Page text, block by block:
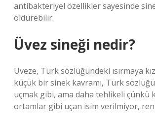
antibakteriyel özellikler sayesinde
öldürebilir.
Üvez sineği nedir?
Uveze, Türk sözlüğündeki ısırmaya
küçük bir sinek kavramı, Türk
uçmak gibi, ama daha tehlikeli çünkü
ortamlar gibi uçan isim verilmiyor,